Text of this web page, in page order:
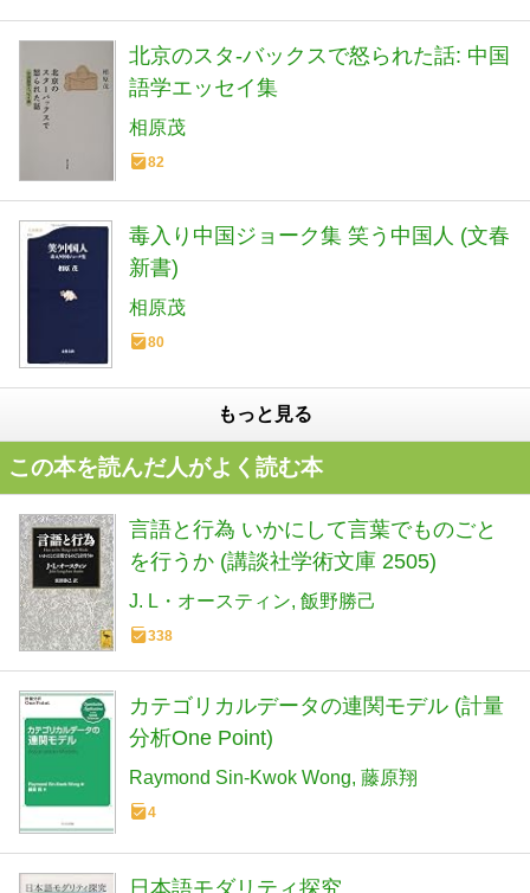
北京のスタ-バックスで怒られた話: 中国
語学エッセイ集
相原茂
82
毒入り中国ジョーク集 笑う中国人 (文春
新書)
相原茂
80
もっと見る
この本を読んだ人がよく読む本
言語と行為 いかにして言葉でものごと
を行うか (講談社学術文庫 2505)
J. L・オースティン 飯野勝己
338
カテゴリカルデータの連関モデル (計量
分析One Point)
Raymond Sin-Kwok Wong 藤原翔
4
日本語モダリティ探究